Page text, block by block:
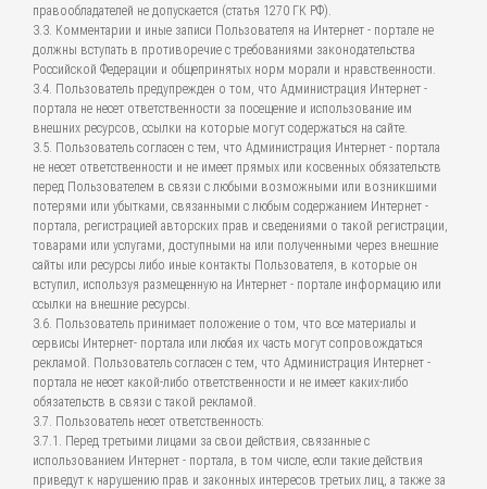
правообладателей не допускается (статья 1270 ГК РФ).
3.3. Комментарии и иные записи Пользователя на Интернет - портале не
должны вступать в противоречие с требованиями законодательства
Российской Федерации и общепринятых норм морали и нравственности.
3.4. Пользователь предупрежден о том, что Администрация Интернет -
портала не несет ответственности за посещение и использование им
внешних ресурсов, ссылки на которые могут содержаться на сайте.
3.5. Пользователь согласен с тем, что Администрация Интернет - портала
не несет ответственности и не имеет прямых или косвенных обязательств
перед Пользователем в связи с любыми возможными или возникшими
потерями или убытками, связанными с любым содержанием Интернет -
портала, регистрацией авторских прав и сведениями о такой регистрации,
товарами или услугами, доступными на или полученными через внешние
сайты или ресурсы либо иные контакты Пользователя, в которые он
вступил, используя размещенную на Интернет - портале информацию или
ссылки на внешние ресурсы.
3.6. Пользователь принимает положение о том, что все материалы и
сервисы Интернет- портала или любая их часть могут сопровождаться
рекламой. Пользователь согласен с тем, что Администрация Интернет -
портала не несет какой-либо ответственности и не имеет каких-либо
обязательств в связи с такой рекламой.
3.7. Пользователь несет ответственность:
3.7.1. Перед третьими лицами за свои действия, связанные с
использованием Интернет - портала, в том числе, если такие действия
приведут к нарушению прав и законных интересов третьих лиц, а также за